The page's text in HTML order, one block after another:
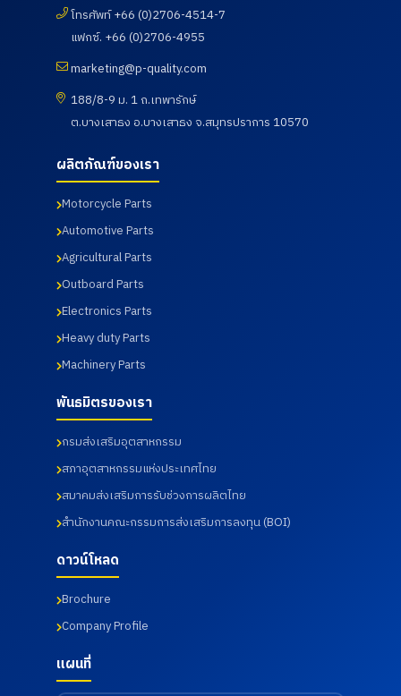
โทรศัพท์ +66 (0)2706-4514-7
แฟกซ์. +66 (0)2706-4955
marketing@p-quality.com
188/8-9 ม. 1 ถ.เทพารักษ์
ต.บางเสาธง อ.บางเสาธง จ.สมุทรปราการ 10570
ผลิตภัณฑ์ของเรา
Motorcycle Parts
Automotive Parts
Agricultural Parts
Outboard Parts
Electronics Parts
Heavy duty Parts
Machinery Parts
พันธมิตรของเรา
กรมส่งเสริมอุตสาหกรรม
สภาอุตสาหกรรมแห่งประเทศไทย
สมาคมส่งเสริมการรับช่วงการผลิตไทย
สำนักงานคณะกรรมการส่งเสริมการลงทุน (BOI)
ดาวน์โหลด
Brochure
Company Profile
แผนที่